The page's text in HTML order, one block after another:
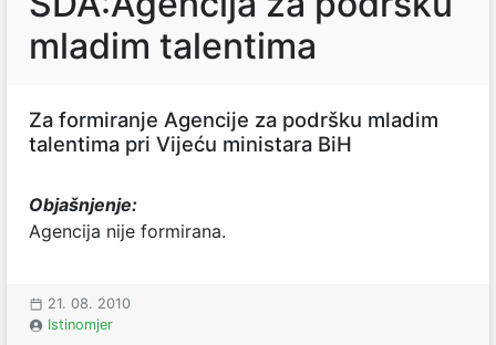
mladim talentima
Za formiranje Agencije za podršku mladim
talentima pri Vijeću ministara BiH
Objašnjenje:
Agencija nije formirana.
21. 08. 2010
Istinomjer